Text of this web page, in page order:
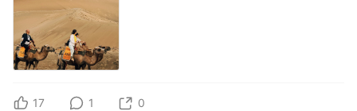
17 1 0